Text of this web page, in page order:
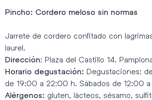
Pincho: Cordero meloso sin normas
Jarrete de cordero confitado con
laurel.
Dirección: Plaza del Castillo 14.
Horario degustación: Degustaciones:
de 19:00 a 22:00 h. Sábados de 12:00
Alérgenos: gluten, lácteos, sésamo,